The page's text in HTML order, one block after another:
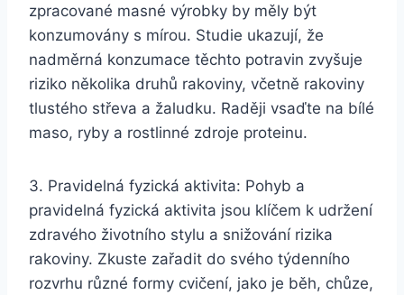
zpracované masné výrobky by měly být
konzumovány s mírou. Studie ukazují, že
nadměrná konzumace těchto potravin zvyšuje
riziko několika druhů rakoviny, včetně rakoviny
tlustého střeva a žaludku. Raději vsaďte na bílé
maso, ryby a rostlinné zdroje proteinu.
3. Pravidelná fyzická aktivita: Pohyb a
pravidelná fyzická aktivita jsou klíčem k udržení
zdravého životního stylu a snižování rizika
rakoviny. Zkuste zařadit do svého týdenního
rozvrhu různé formy cvičení, jako je běh, chůze,